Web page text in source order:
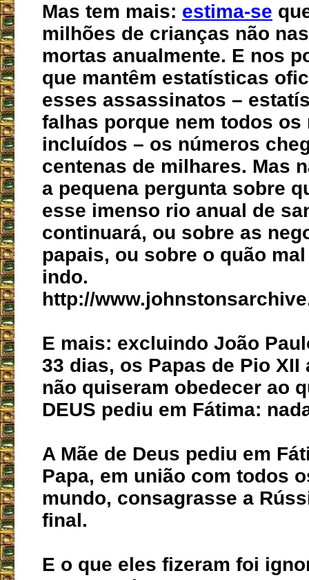
Mas tem mais: estima-se
milhões de crianças não
mortas anualmente. E nos
que mantêm estatísticas
esses assassinatos –
falhas porque nem todos os
incluídos – os números
centenas de milhares. Mas
a pequena pergunta sobre
esse imenso rio anual de
continuará, ou sobre as
papais, ou sobre o quão
indo.
http://
E mais: excluindo João
33 dias, os Papas de Pio XII
não quiseram obedecer ao
DEUS pediu em Fátima:
A Mãe de Deus pediu em
Papa, em união com todos
mundo, consagrasse a
final.
E o que eles fizeram foi